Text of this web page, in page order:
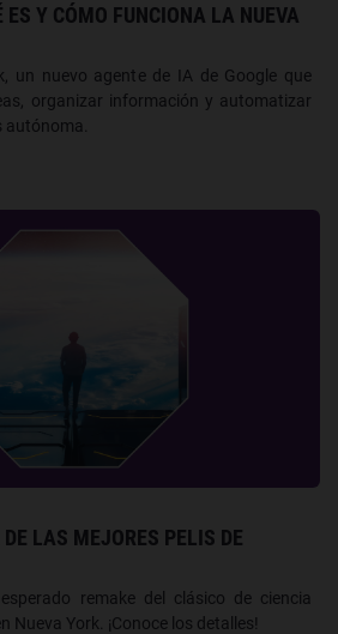
ES Y CÓMO FUNCIONA LA NUEVA
un nuevo agente de IA de Google que
organizar información y automatizar
LAS MEJORES PELIS DE
remake del clásico de ciencia
Nueva York. ¡Conoce los detalles!